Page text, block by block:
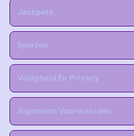
Jackpots
Sporten
Veiligheid En Privacy
Algemene Voorwaarden